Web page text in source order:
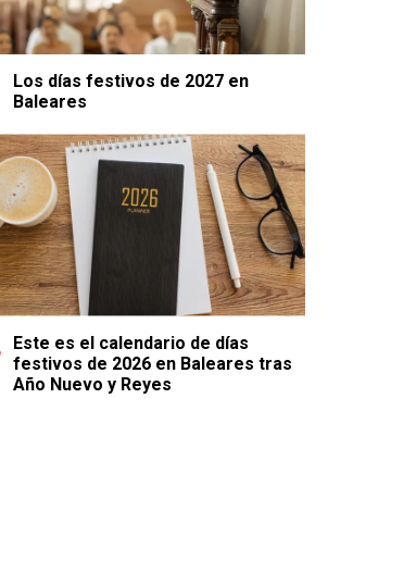
Los días festivos de 2027 en
Baleares
Este es el calendario de días
festivos de 2026 en Baleares tras
Año Nuevo y Reyes